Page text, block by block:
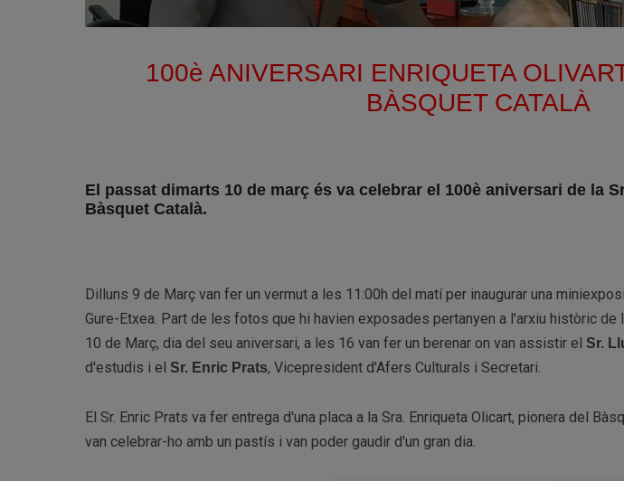
100è ANIVERSARI ENRIQUETA
BÀSQUET CATALÀ
El passat dimarts 10 de març és va celebrar el 100è aniversari de la
Bàsquet Català.
Dilluns 9 de Març van fer un vermut a les 11:00h del matí per inaugurar una
Gure-Etxea. Part de les fotos que hi havien exposades pertanyen a l'arxiu històric de
10 de Març, dia del seu aniversari, a les 16 van fer un berenar on van assistir elSr.
d'estudis i elSr. Enric Prats, Vicepresident d'Afers Culturals i Secretari.
El Sr. Enric Prats va fer entrega d'una placa a la Sra. Enriqueta Olicart, pionera del
van celebrar-ho amb un pastís i van poder gaudir d'un gran dia.